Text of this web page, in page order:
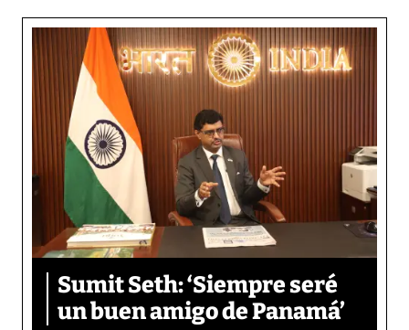
Sumit Seth: ‘Siempre seré
un buen amigo de Panamá’